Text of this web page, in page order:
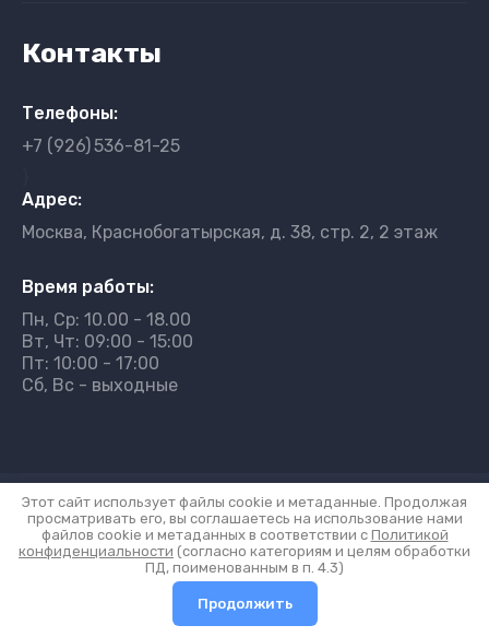
Контакты
Телефоны:
+7 (926)536-81-25
Адрес:
Москва, Краснобогатырская, д. 38, стр. 2, 2 этаж
Время работы:
Пн, Ср: 10.00 - 18.00
Вт, Чт: 09:00 - 15:00
Пт: 10:00 - 17:00
Сб, Вс - выходные
© 2010 - 2026 СКЛ "КАРАВАН"
Политика конфиденциальности
Создание сайта:megagroup.ru
Этот сайт использует файлы cookie и метаданные. Продолжая
просматривать его, вы соглашаетесь на использование нами
файлов cookie и метаданных в соответствии с Политикой
конфиденциальности (согласно категориям и целям обработки
ПД, поименованным в п. 4.3)
Продолжить